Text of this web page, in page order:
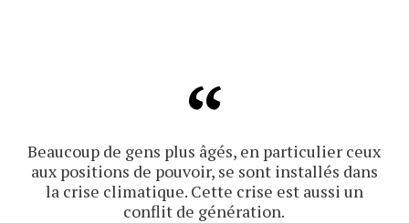
Beaucoup de gens plus âgés, en particulier ceux
aux positions de pouvoir, se sont installés dans
la crise climatique. Cette crise est aussi un
conflit de génération.